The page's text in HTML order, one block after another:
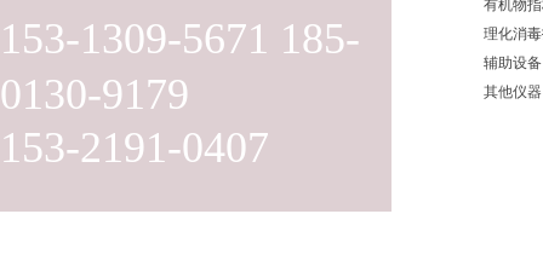
153-1309-5671 185-
0130-9179
153-2191-0407
有机物
理化消
辅助设备
其他仪器